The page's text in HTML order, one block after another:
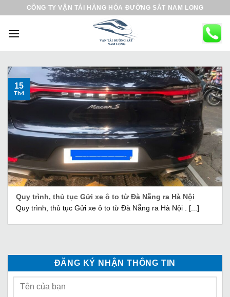
CÔNG TY VẬN TẢI HÀNG HÓA ĐƯỜNG SẮT NAM LONG
Quy trình, thủ tục Gửi xe ô to từ Đà Nẵng ra Hà Nội
Quy trình, thủ tục Gửi xe ô to từ Đà Nẵng ra Hà Nội . [...]
15
Th4
ĐĂNG KÝ NHẬN THÔNG TIN